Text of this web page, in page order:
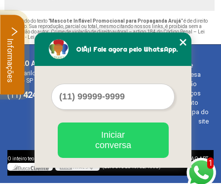
O conteúdo do texto "Mascote Inflável Promocional para Propaganda Arujá" é de direito
reservado. Sua reprodução, parcial ou total, mesmo citando nossos links, é proibida sem a
autorização do autor. Crime de violação de direito autoral – artigo 184 do Código Penal – Lei
9610/98 - Lei de direitos autorais
BALAO ART
Rua Bariloche, 1300 - Chácara Tropical (Caucaia do Alto)
Cotia - SP - CEP: 06726-270
(11)4242-7733(11)3603-0479
Home
Empresa
Missão
Serviços
Contato
Mapa do
site
O inteiro teor deste site está sujeito à proteção de direitos autorais. Copyright
BALAO ART1
OlÃ¡! Fale agora pelo WhatsApp.
Iniciar
conversa
Informações